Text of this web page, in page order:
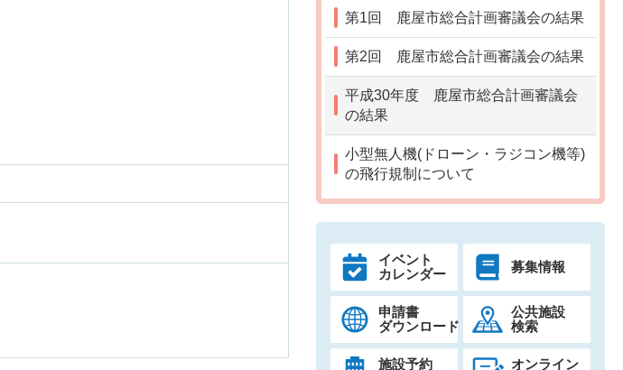
第1回 鹿屋市総合計画審議会の結果
第2回 鹿屋市総合計画審議会の結果
平成30年度 鹿屋市総合計画審議会
の結果
小型無人機(ドローン・ラジコン機等)
の飛行規制について
イベント
カレンダー
募集情報
申請書
ダウンロード
公共施設
検索
施設予約
オンライン